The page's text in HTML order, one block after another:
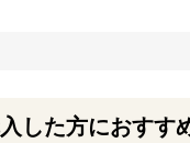
した方におすす